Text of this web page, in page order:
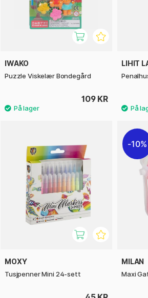
IWAKO
Puzzle Viskelær Bondegård
109 KR
LIHIT
MOXY
Tusjpenner Mini 24-sett
10%
MILAN
Maxi